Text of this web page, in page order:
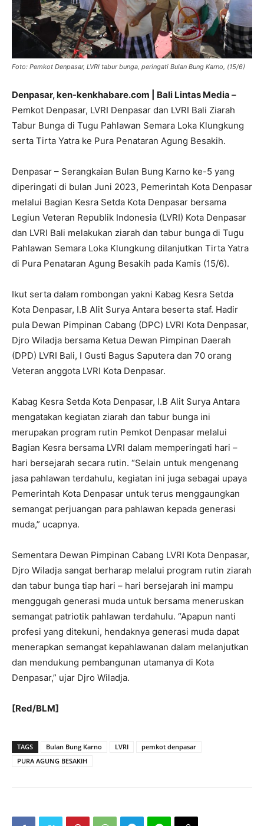
Foto: Pemkot Denpasar, LVRI tabur bunga, peringati Bulan Bung Karno, (15/6)
Denpasar, ken-kenkhabare.com | Bali Lintas Media –
Pemkot Denpasar, LVRI Denpasar dan LVRI Bali Ziarah
Tabur Bunga di Tugu Pahlawan Semara Loka Klungkung
serta Tirta Yatra ke Pura Penataran Agung Besakih.
Denpasar – Serangkaian Bulan Bung Karno ke-5 yang
diperingati di bulan Juni 2023, Pemerintah Kota Denpasar
melalui Bagian Kesra Setda Kota Denpasar bersama
Legiun Veteran Republik Indonesia (LVRI) Kota Denpasar
dan LVRI Bali melakukan ziarah dan tabur bunga di Tugu
Pahlawan Semara Loka Klungkung dilanjutkan Tirta Yatra
di Pura Penataran Agung Besakih pada Kamis (15/6).
Ikut serta dalam rombongan yakni Kabag Kesra Setda
Kota Denpasar, I.B Alit Surya Antara beserta staf. Hadir
pula Dewan Pimpinan Cabang (DPC) LVRI Kota Denpasar,
Djro Wiladja bersama Ketua Dewan Pimpinan Daerah
(DPD) LVRI Bali, I Gusti Bagus Saputera dan 70 orang
Veteran anggota LVRI Kota Denpasar.
Kabag Kesra Setda Kota Denpasar, I.B Alit Surya Antara
mengatakan kegiatan ziarah dan tabur bunga ini
merupakan program rutin Pemkot Denpasar melalui
Bagian Kesra bersama LVRI dalam memperingati hari –
hari bersejarah secara rutin. “Selain untuk mengenang
jasa pahlawan terdahulu, kegiatan ini juga sebagai upaya
Pemerintah Kota Denpasar untuk terus menggaungkan
semangat perjuangan para pahlawan kepada generasi
muda,” ucapnya.
Sementara Dewan Pimpinan Cabang LVRI Kota Denpasar,
Djro Wiladja sangat berharap melalui program rutin ziarah
dan tabur bunga tiap hari – hari bersejarah ini mampu
menggugah generasi muda untuk bersama meneruskan
semangat patriotik pahlawan terdahulu. “Apapun nanti
profesi yang ditekuni, hendaknya generasi muda dapat
menerapkan semangat kepahlawanan dalam melanjutkan
dan mendukung pembangunan utamanya di Kota
Denpasar,” ujar Djro Wiladja.
[Red/BLM]
TAGS Bulan Bung Karno LVRI
pemkot denpasar
PURA AGUNG BESAKIH